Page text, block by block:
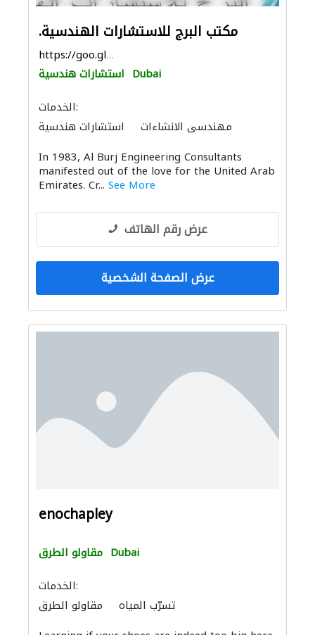
.مكتب البرج للاستشارات الهندسية
https://goo.gl/maps/RCm231qLqNuY4rs88
استشارات هندسية Dubai
الخدمات:
استشارات هندسية
مهندسي الانشاءات
الصيانة الكهربائية ادارة مشروع
ميكانيكيون الديكور الداخلي
التصميم المعماري
In 1983, Al Burj Engineering Consultants
manifested out of the love for the United Arab
Emirates. Cr... See More
عرض رقم الهاتف
عرض الصفحة الشخصية
enochapley
مقاولو الطرق Dubai
الخدمات:
مقاولو الطرق
تسرّب المياه